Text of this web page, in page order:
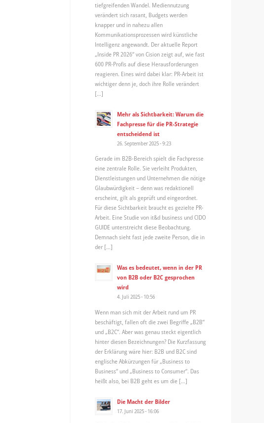
tiefgreifenden Wandel. Mediennutzung
verändert sich rasant, Budgets werden
knapper und in nahezu allen
Kommunikationsprozessen wird künstliche
Intelligenz angewandt. Der aktuelle Report
„Inside PR 2026“ von Cision zeigt auf, wie fast
600 PR-Profis auf diese Herausforderungen
reagieren. Eines wird dabei klar: PR-Arbeit ist
wichtiger denn je, doch ihre Rolle verändert
[…]
Mehr als Sichtbarkeit: Warum die
Fachpresse für die PR-Strategie
entscheidend ist
26. September 2025 - 9:23
Gerade im B2B-Bereich spielt die Fachpresse
eine zentrale Rolle. Sie verleiht Produkten,
Dienstleistungen und Unternehmen die nötige
Glaubwürdigkeit – denn was redaktionell
erscheint, gilt als geprüft und eingeordnet.
Für diese Sichtbarkeit braucht es gezielte PR-
Arbeit. Eine Studie von it&d business und CIDO
GUIDE unterstreicht diese Beobachtung.
Demnach sieht fast jede zweite Person, die in
der […]
Was es bedeutet, wenn in der PR
von B2B oder B2C gesprochen
wird
4. Juli 2025 - 10:56
Wenn man sich mit der Arbeit rund um PR
beschäftigt, fallen oft die zwei Begriffe „B2B“
und „B2C“. Aber was genau steckt eigentlich
hinter diesen Bezeichnungen? Die Kurzfassung
der Erklärung wäre hier: B2B und B2C sind
englische Abkürzungen für „Business to
Business“ und „Business to Consumer“. Das
heißt also, bei B2B geht es um die […]
Die Macht der Bilder
17. Juni 2025 - 16:06